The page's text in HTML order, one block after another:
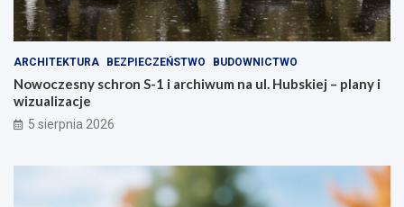
m
i
s
t
o
!
w
o
e
z
d
r
i
ARCHITEKTURA BEZPIECZEŃSTWO BUDOWNICTWO
Nowoczesny schron S-1 i archiwum na ul. Hubskiej – plany i
wizualizacje
5 sierpnia 2026